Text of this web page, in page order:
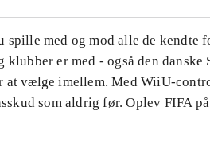
spille med og mod alle de kendte
klubber er med - også den danske
vælge imellem. Med WiiU-
som aldrig før. Oplev FIFA